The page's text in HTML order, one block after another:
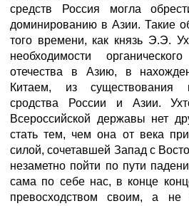
средств Россия могла
доминированию в Азии. Такие
того времени, как князь Э.Э.
необходимости
отечества в Азию, в
Китаем, из существования
сродства России и Азии.
Всероссийской державы нет
стать тем, чем она от века
силой, сочетавшей Запад с
незаметно пойти по пути
сама по себе нас, в конце
превосходством своим, а не